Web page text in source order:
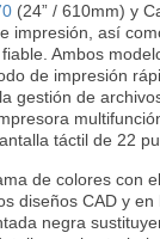
(24” / 610mm) y
impresión, así
Ambos
de impresión
gestión de
táctil de 22
de colores con
diseños CAD y
negra